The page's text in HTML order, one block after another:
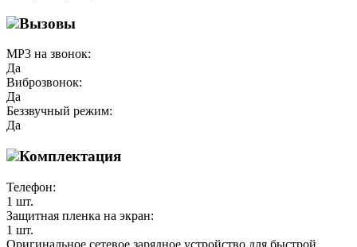
Вызовы
MP3 на звонок:
Да
Виброзвонок:
Да
Беззвучный режим:
Да
Комплектация
Телефон:
1 шт.
Защитная пленка на экран:
1 шт.
Оригинальное сетевое зарядное устройство для быстрой